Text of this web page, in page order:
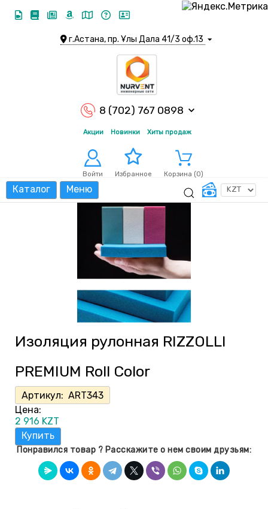
г.Астана, пр. Ұлы Дала 41/3 оф.13
8 (702) 767 0898
Акции Новинки Хиты продаж
Войти Избранное Корзина (0)
Каталог Меню
Изоляция рулонная RIZZOLLI
PREMIUM Roll Color
Артикул: ART343
Цена:
2 916 KZT
Купить
Понравился товар ? Расскажите о нем своим друзьям: